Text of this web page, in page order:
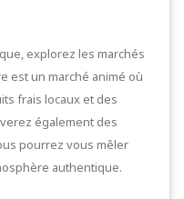
explorez les marchés
est un marché animé où
frais locaux et des
également des
pourrez vous mêler
authentique.